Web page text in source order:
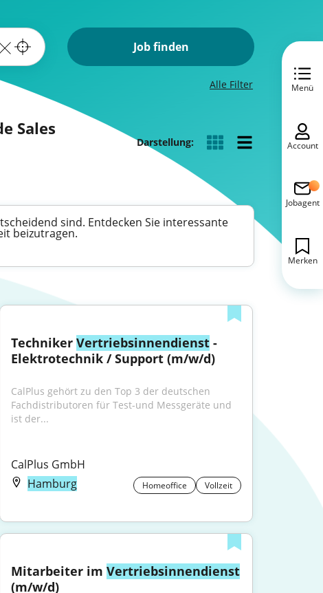
Job finden
Alle Filter
Sales
Darstellung:
sind. Entdecken Sie interessante
beizutragen.
Techniker Vertriebsinnendienst -
Elektrotechnik / Support (m/w/d)
CalPlus gehört zu den Top 3 der deutschen
Fachdistributoren für Test-und Messgeräte und
ist der...
CalPlus GmbH
Hamburg
Homeoffice Vollzeit
Mitarbeiter im Vertriebsinnendienst
(m/w/d)
Menü
Account
Jobagent
Merken